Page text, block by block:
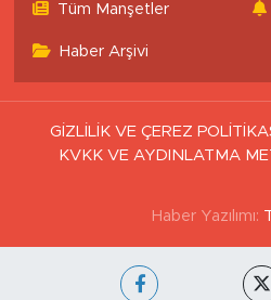
Tüm Manşetler
Haber Arşivi
GİZLİLİK VE ÇEREZ
KVKK VE AYDINLATMA
Haber Yazılımı: